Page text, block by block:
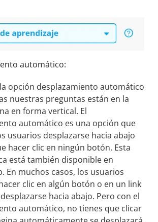
automático:
opción desplazamiento automático
nuestras preguntas están en la
en forma vertical. El
automático es una opción que
usuarios desplazarse hacia abajo
hacer clic en ningún botón. Esta
está también disponible en
En muchos casos, los usuarios
clic en algún botón o en un link
hacia abajo. Pero con el
automático, no tienes que clicar